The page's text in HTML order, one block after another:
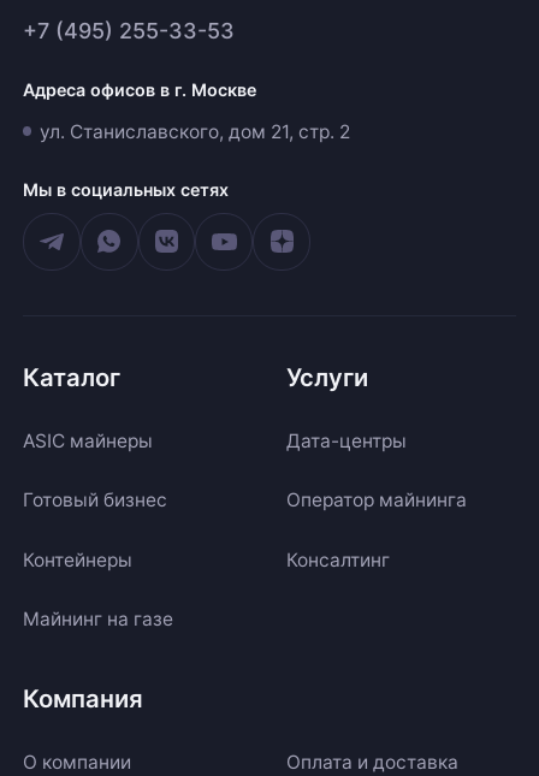
+7 (495) 255-33-53
Адреса офисов в г. Москве
ул. Станиславского, дом 21, стр. 2
Мы в социальных сетях
Каталог
ASIC майнеры
Готовый бизнес
Контейнеры
Майнинг на газе
Услуги
Дата-центры
Оператор майнинга
Консалтинг
Компания
О компании Оплата и доставка